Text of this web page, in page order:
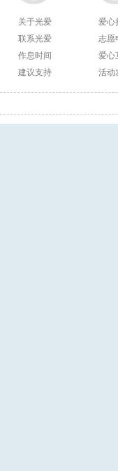
关于光爱
联系光爱
作息时间
建议支持
爱心
志愿
爱心
活动